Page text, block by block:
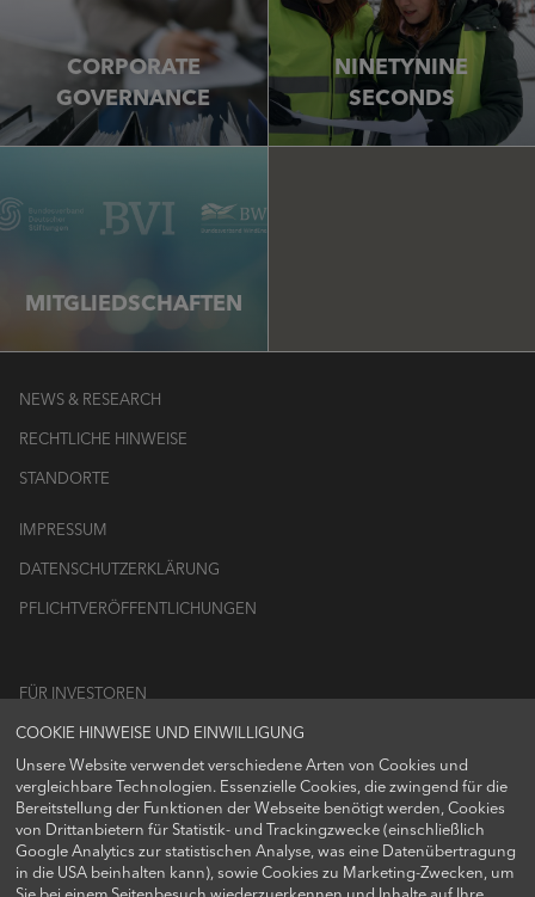
COOKIE HINWEISE UND EINWILLIGUNG
Unsere Website verwendet verschiedene Arten von Cookies und
vergleichbare Technologien. Essenzielle Cookies, die zwingend für die
Bereitstellung der Funktionen der Webseite benötigt werden, Cookies
von Drittanbietern für Statistik- und Trackingzwecke (einschließlich
Google Analytics zur statistischen Analyse, was eine Datenübertragung
in die USA beinhalten kann), sowie Cookies zu Marketing-Zwecken, um
CORPORATE
GOVERNANCE
NINETYNINE
SECONDS
MITGLIEDSCHAFTEN
NEWS & RESEARCH
RECHTLICHE HINWEISE
STANDORTE
IMPRESSUM
DATENSCHUTZERKLÄRUNG
PFLICHTVERÖFFENTLICHUNGEN
FÜR INVESTOREN
LOGIN
FOLGEN SIE UNS AUF